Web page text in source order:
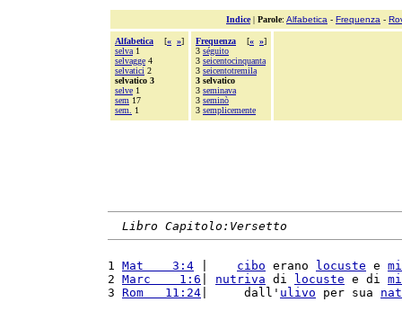
Indice| Parole: Alfabetica - Frequenza -
Alfabetica [« »]
selva 1
selvagge 4
selvatici 2
selvatico 3
selve 1
sem 17
sem.
1
Frequenza [« »]
3 séguito
3 seicentocinquanta
3 seicentotremila
3 selvatico
3 seminava
3 seminò
3 semplicemente
Libro Capitolo:Versetto
1 Mat    3:4 cibo erano locuste e
2 Marc    1:6 nutriva di locuste e di
3 Rom   11:24 |     dall' ulivo per sua